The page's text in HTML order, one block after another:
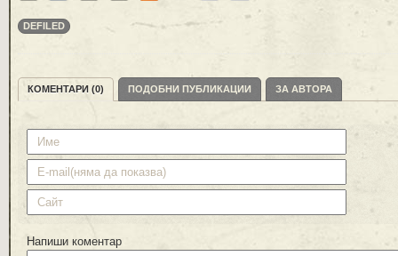
DEFILED
КОМЕНТАРИ (0) ПОДОБНИ ПУБЛИКАЦИИ ЗА АВТОРА
Напиши коментар